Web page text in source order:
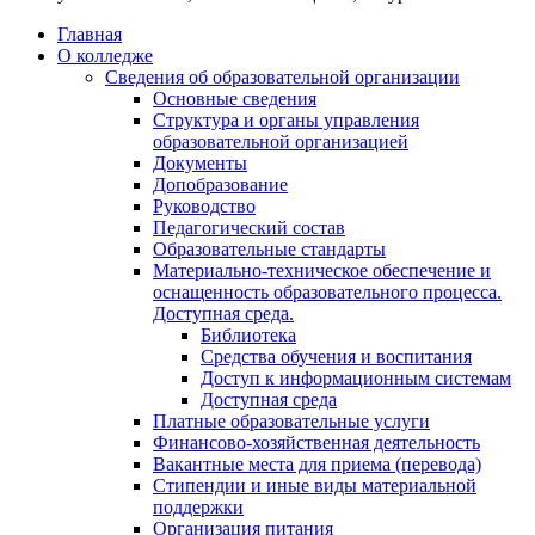
Главная
О колледже
Сведения об образовательной организации
Основные сведения
Структура и органы управления
образовательной организацией
Документы
Допобразование
Руководство
Педагогический состав
Образовательные стандарты
Материально-техническое обеспечение и
оснащенность образовательного процесса.
Доступная среда.
Библиотека
Средства обучения и воспитания
Доступ к информационным системам
Доступная среда
Платные образовательные услуги
Финансово-хозяйственная деятельность
Вакантные места для приема (перевода)
Стипендии и иные виды материальной
поддержки
Организация питания